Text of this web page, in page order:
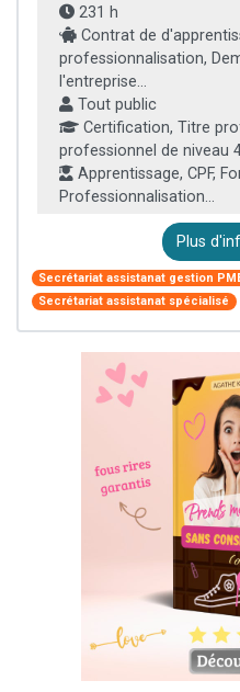
231 h
Contrat de
professionnalisation,
l'entreprise...
Tout public
Certification, Titre
professionnel de niveau
Apprentissage, CPF,
Professionnalisation...
Plus
Secrétariat assistanat gestion
Secrétariat assistanat spécialisé